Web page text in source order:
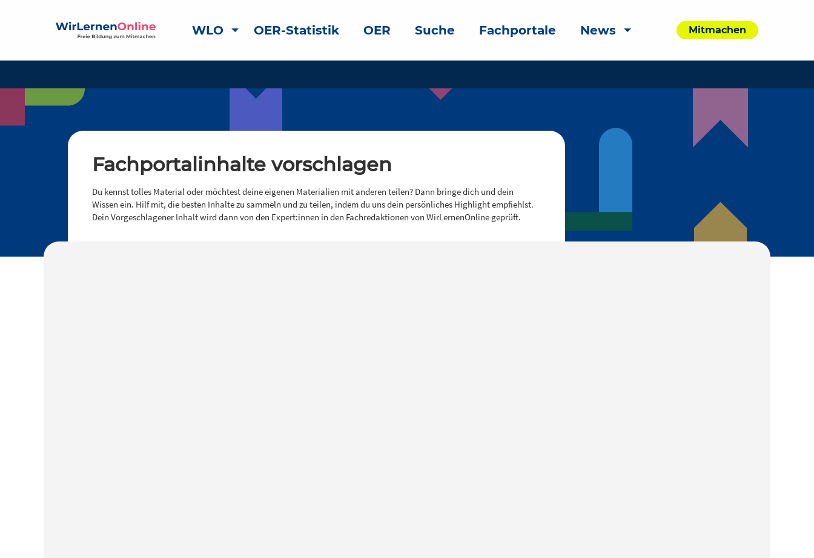
WLO OER-Statistik OER Suche Fachportale News Mitmachen
Fachportalinhalte vorschlagen
Du kennst tolles Material oder möchtest deine eigenen Materialien mit anderen teilen? Dann bringe dich und dein
Wissen ein. Hilf mit, die besten Inhalte zu sammeln und zu teilen, indem du uns dein persönliches Highlight empfiehlst.
Dein Vorgeschlagener Inhalt wird dann von den Expert:innen in den Fachredaktionen von WirLernenOnline geprüft.